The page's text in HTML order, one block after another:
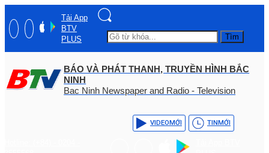
Tải App
BTV
PLUS
Tìm
BÁO VÀ PHÁT THANH, TRUYỀN HÌNH BẮC
NINH
Bac Ninh Newspaper and Radio - Television
VIDEOMỚI TINMỚI